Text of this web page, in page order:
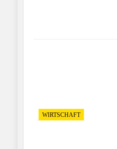
WIRTSCHAFT